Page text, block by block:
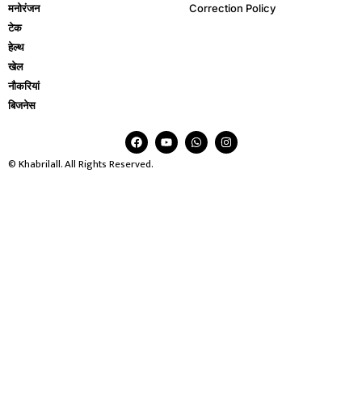
मनोरंजन
टेक
हेल्थ
खेल
नौकरियां
बिजनेस
Correction Policy
© Khabrilall. All Rights Reserved.